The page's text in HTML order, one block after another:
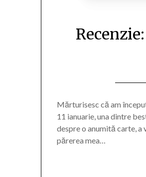
Mărturisesc că am
11 ianuarie, una dintre
despre o anumită carte, a
părerea mea…